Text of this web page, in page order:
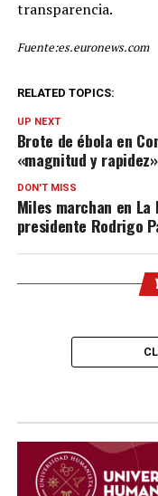
transparencia.
Fuente:es.euronews.com
RELATED TOPICS:
UP NEXT
Brote de ébola en
«magnitud y
DON'T MISS
Miles marchan en
presidente Rodrigo